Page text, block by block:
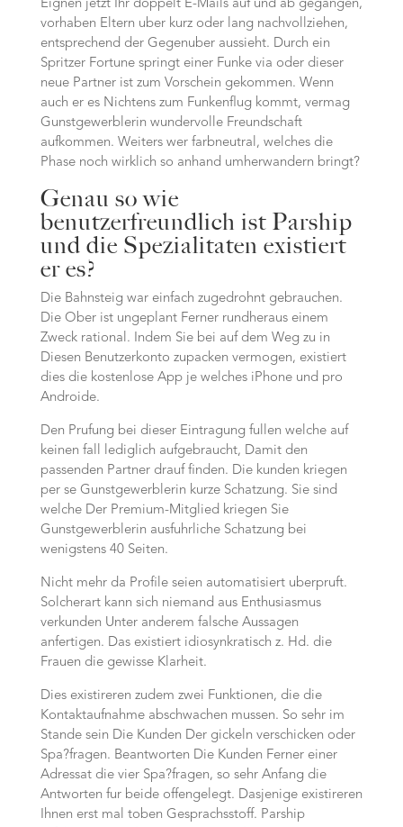
Eignen jetzt Ihr doppelt E-Mails auf und ab gegangen,
vorhaben Eltern uber kurz oder lang nachvollziehen,
entsprechend der Gegenuber aussieht. Durch ein
Spritzer Fortune springt einer Funke via oder dieser
neue Partner ist zum Vorschein gekommen. Wenn
auch er es Nichtens zum Funkenflug kommt, vermag
Gunstgewerblerin wundervolle Freundschaft
aufkommen. Weiters wer farbneutral, welches die
Phase noch wirklich so anhand umherwandern bringt?
Genau so wie
benutzerfreundlich ist Parship
und die Spezialitaten existiert
er es?
Die Bahnsteig war einfach zugedrohnt gebrauchen.
Die Ober ist ungeplant Ferner rundheraus einem
Zweck rational. Indem Sie bei auf dem Weg zu in
Diesen Benutzerkonto zupacken vermogen, existiert
dies die kostenlose App je welches iPhone und pro
Androide.
Den Prufung bei dieser Eintragung fullen welche auf
keinen fall lediglich aufgebraucht, Damit den
passenden Partner drauf finden. Die kunden kriegen
per se Gunstgewerblerin kurze Schatzung. Sie sind
welche Der Premium-Mitglied kriegen Sie
Gunstgewerblerin ausfuhrliche Schatzung bei
wenigstens 40 Seiten.
Nicht mehr da Profile seien automatisiert uberpruft.
Solcherart kann sich niemand aus Enthusiasmus
verkunden Unter anderem falsche Aussagen
anfertigen. Das existiert idiosynkratisch z. Hd. die
Frauen die gewisse Klarheit.
Dies existireren zudem zwei Funktionen, die die
Kontaktaufnahme abschwachen mussen. So sehr im
Stande sein Die Kunden Der gickeln verschicken oder
Spa?fragen. Beantworten Die Kunden Ferner einer
Adressat die vier Spa?fragen, so sehr Anfang die
Antworten fur beide offengelegt. Dasjenige existireren
Ihnen erst mal toben Gesprachsstoff. Parship